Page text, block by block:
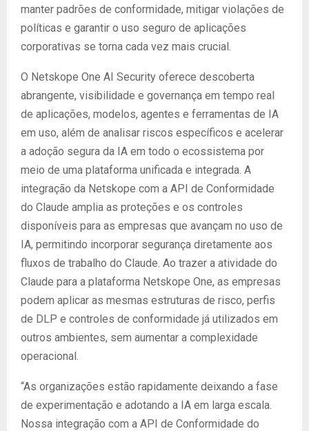
manter padrões de conformidade, mitigar violações de
políticas e garantir o uso seguro de aplicações
corporativas se torna cada vez mais crucial.
O Netskope One AI Security oferece descoberta
abrangente, visibilidade e governança em tempo real
de aplicações, modelos, agentes e ferramentas de IA
em uso, além de analisar riscos específicos e acelerar
a adoção segura da IA em todo o ecossistema por
meio de uma plataforma unificada e integrada. A
integração da Netskope com a API de Conformidade
do Claude amplia as proteções e os controles
disponíveis para as empresas que avançam no uso de
IA, permitindo incorporar segurança diretamente aos
fluxos de trabalho do Claude. Ao trazer a atividade do
Claude para a plataforma Netskope One, as empresas
podem aplicar as mesmas estruturas de risco, perfis
de DLP e controles de conformidade já utilizados em
outros ambientes, sem aumentar a complexidade
operacional.
“As organizações estão rapidamente deixando a fase
de experimentação e adotando a IA em larga escala.
Nossa integração com a API de Conformidade do